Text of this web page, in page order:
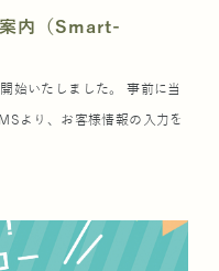
内（Smart-
始いたしました。 事前に当
より、お客様情報の入力を